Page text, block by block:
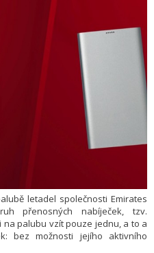
letadel společnosti Emirates
přenosných nabíječek, tzv.
palubu vzít pouze jednu, a to a
bez možnosti jejího aktivního